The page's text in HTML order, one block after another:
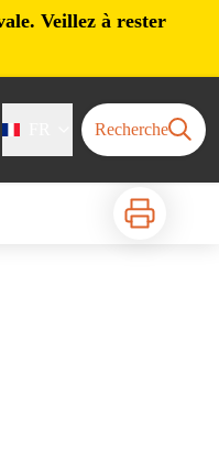
Veillez à rester
Recherche
Imprimer